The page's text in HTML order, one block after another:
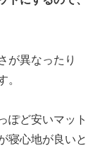
が異なったり
。
ぽど安いマット
寝心地が良いと